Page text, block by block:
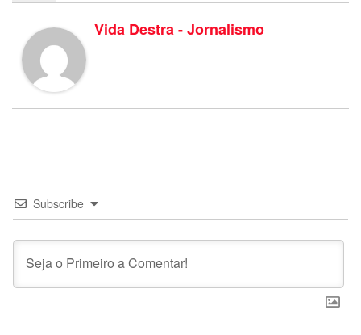
Vida Destra - Jornalismo
Subscribe